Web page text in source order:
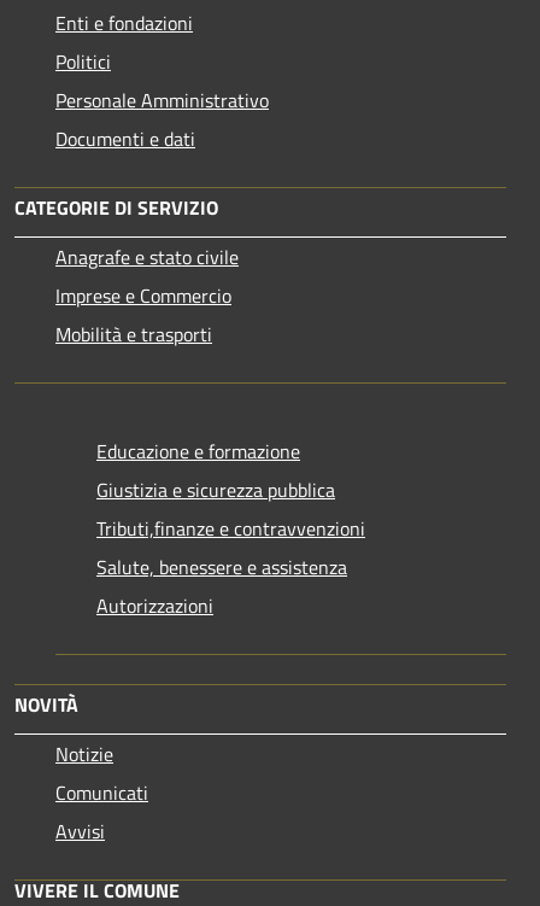
Enti e fondazioni
Politici
Personale Amministrativo
Documenti e dati
CATEGORIE DI SERVIZIO
Anagrafe e stato civile
Imprese e Commercio
Mobilità e trasporti
Educazione e formazione
Giustizia e sicurezza pubblica
Tributi,finanze e contravvenzioni
Salute, benessere e assistenza
Autorizzazioni
NOVITÀ
Notizie
Comunicati
Avvisi
VIVERE IL COMUNE